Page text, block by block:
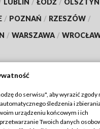
/ POZNAŃ / RZESZÓW /
/ WARSZAWA /
TVP
Regulamin TVP
do serwisu", aby wyrazić zgody
śledzenia i
urządzeniu końcowym i ich
Twoich danych